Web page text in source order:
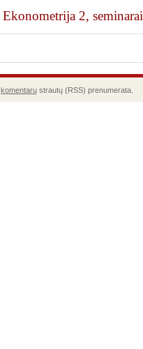
Ekonometrija 2, seminarai
komentarų strautų (RSS) prenumerata.